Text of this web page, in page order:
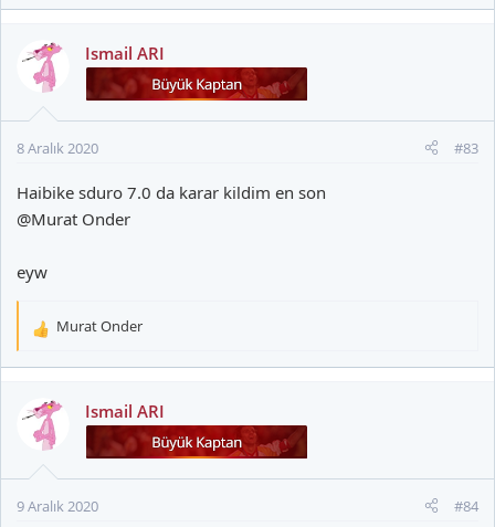
i
:
Ismail ARI
8 Aralık 2020 #83
Haibike sduro 7.0 da karar kildim en son
@Murat Onder
eyw
T
i
:
Murat Onder
Ismail ARI
9 Aralık 2020 #84